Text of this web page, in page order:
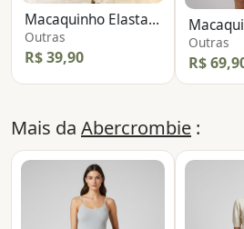
Macaquinho Elastano Bojo
Outras
R$ 39,90
Outras
R$
Mais da Abercrombie :